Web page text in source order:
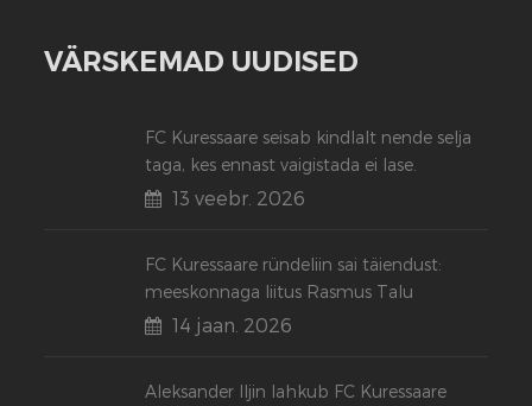
VÄRSKEMAD UUDISED
FC Kuressaare seisab kindlalt nende selja
taga, kes ennast vaigistada ei lase.
13 veebr. 2026
FC Kuressaare ründeliin sai täiendust:
meeskonnaga liitus Rasmus Talu
14 jaan. 2026
Aleksander Iljin lahkub FC Kuressaare